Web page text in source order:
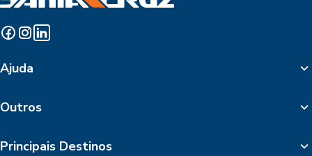
Ajuda
Outros
Principais Destinos